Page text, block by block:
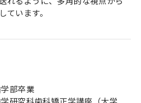
ています。
部卒業